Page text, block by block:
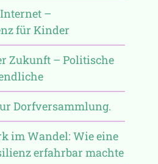
–
für Kinder
Zukunft – Politische
Dorfversammlung.
im Wandel: Wie eine
erfahrbar machte